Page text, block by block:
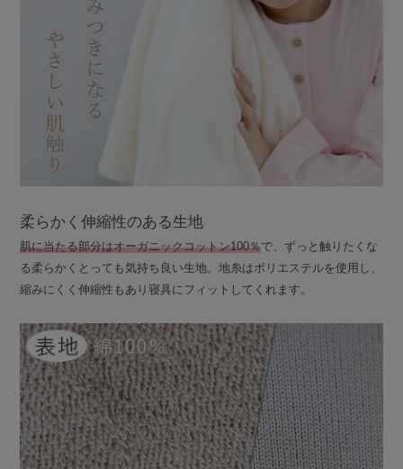
柔らかく伸縮性のある生地
肌に当たる部分はオーガニックコットン100％で、ずっと触りたくな
る柔らかくとっても気持ち良い生地。地糸はポリエステルを使用し、
縮みにくく伸縮性もあり寝具にフィットしてくれます。